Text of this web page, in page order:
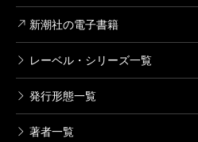
新潮社の電子書籍
レーベル・シリーズ一覧
発行形態一覧
著者一覧